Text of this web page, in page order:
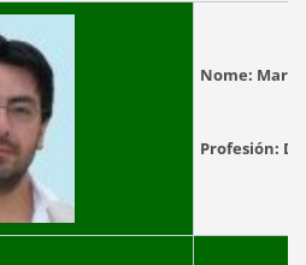
Nome:
Profesión: